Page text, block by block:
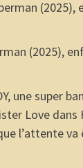
(2025),
(2025),
une super
Lovedans
l’attente